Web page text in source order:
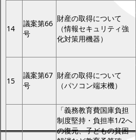
14
議案第66
号
財産の取得について
（情報セキュリティ強
化対策用機器）
15
議案第67
号
財産の取得について
（パソコン端末機）
「義務教育費国庫負担
制度堅持・負担率1/2へ
の復元、子どもの貧困